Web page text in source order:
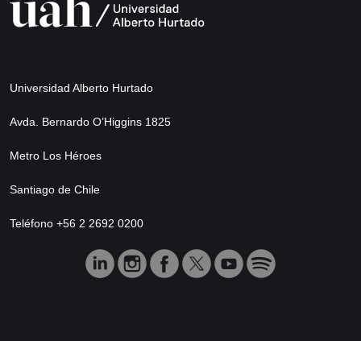
Universidad Alberto Hurtado
Avda. Bernardo O’Higgins 1825
Metro Los Héroes
Santiago de Chile
Teléfono +56 2 2692 0200